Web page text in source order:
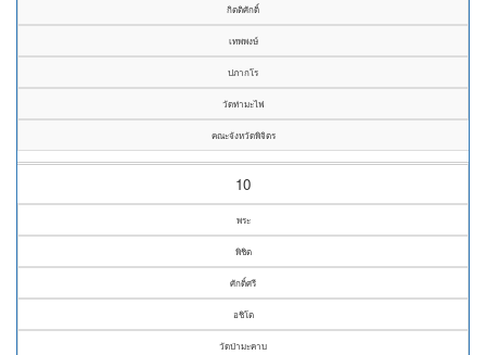
กิตติศักดิ์
เทพพงษ์
ปภากโร
วัดท่ามะไฟ
คณะจังหวัดพิจิตร
10
พระ
พิชิต
ศักดิ์ศรี
อชิโต
วัดป่ามะคาบ